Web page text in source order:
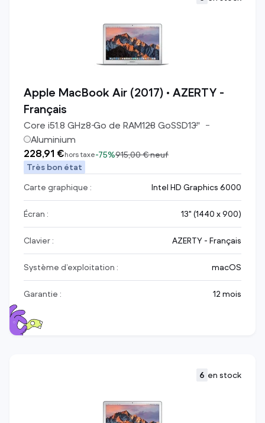
Apple MacBook Air (2017) • AZERTY -
Français
Core i51.8 GHz8Go de RAM128 GoSSD13"
Aluminium
228,91 €hors taxe-75%915,00 €neuf
Très bon état
Carte graphique :
Intel HD Graphics 6000
Écran : 13" (1440 x 900)
Clavier : AZERTY - Français
Système d’exploitation : macOS
Garantie : 12 mois
6 en stock